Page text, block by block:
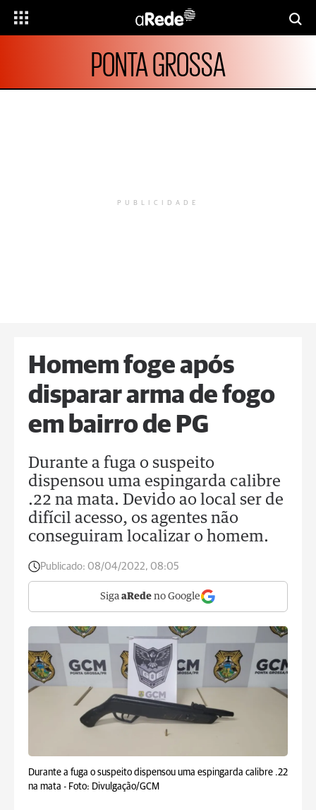
PONTA GROSSA
PUBLICIDADE
Homem foge após
disparar arma de fogo
em bairro de PG
Durante a fuga o suspeito
dispensou uma espingarda calibre
.22 na mata. Devido ao local ser de
difícil acesso, os agentes não
conseguiram localizar o homem.
Publicado: 08/04/2022, 08:05
Siga aRede no Google
Durante a fuga o suspeito dispensou uma espingarda calibre .22
na mata - Foto: Divulgação/GCM